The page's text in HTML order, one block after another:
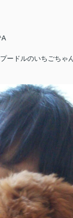
ードルのいちごちゃ